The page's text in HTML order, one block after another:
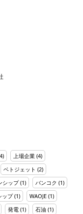
上場企業 (4)
ベトジェット (2)
シップ(1) バンコク (1)
ップ(1) WAOJE (1)
発電 (1) 石油 (1)